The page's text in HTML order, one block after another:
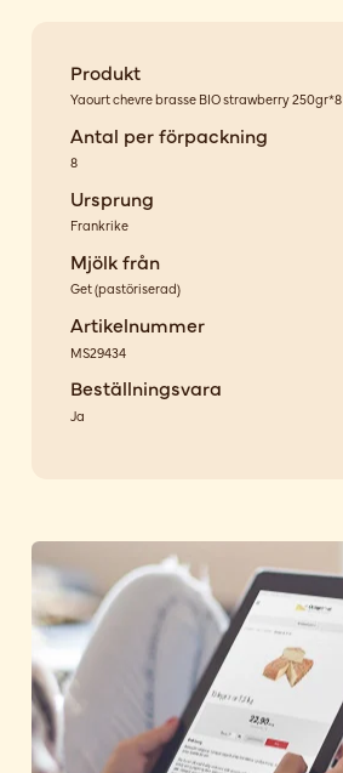
Produkt
Yaourt chevre brasse BIO strawberry 250gr*8
Antal per förpackning
8
Ursprung
Frankrike
Mjölk från
Get(pastöriserad)
Artikelnummer
MS29434
Beställningsvara
Ja